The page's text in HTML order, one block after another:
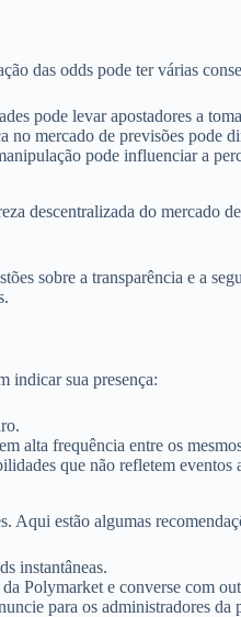
das odds pode ter várias
pode levar apostadores a
no mercado de previsões pode
pode influenciar a
descentralizada do mercado
sobre a transparência e a
indicar sua presença:
alta frequência entre os
que não refletem eventos
Aqui estão algumas
instantâneas.
Polymarket e converse com
para os administradores da